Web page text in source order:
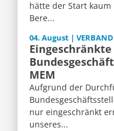
hätte der Start
Bere...
04. August | VERBAND
MEM
Aufgrund der
nur eingeschränkt
unseres...